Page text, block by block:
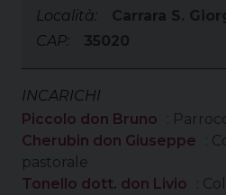
Località:
Carrara S.
CAP:
35020
INCARICHI
Piccolo don Bruno
:
Cherubin don Giuseppe
:
pastorale
Tonello dott. don Livio
: